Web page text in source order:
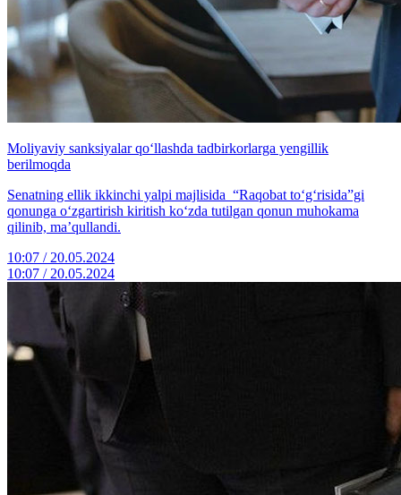
Moliyaviy sanksiyalar qo‘llashda tadbirkorlarga yengillik
berilmoqda
Senatning ellik ikkinchi yalpi majlisida “Raqobat to‘g‘risida”gi
qonunga o‘zgartirish kiritish ko‘zda tutilgan qonun muhokama
qilinib, ma’qullandi.
10:07 / 20.05.2024
10:07 / 20.05.2024